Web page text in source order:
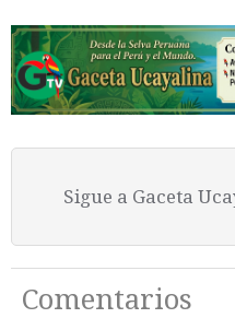
Sigue a Gaceta
Comentarios